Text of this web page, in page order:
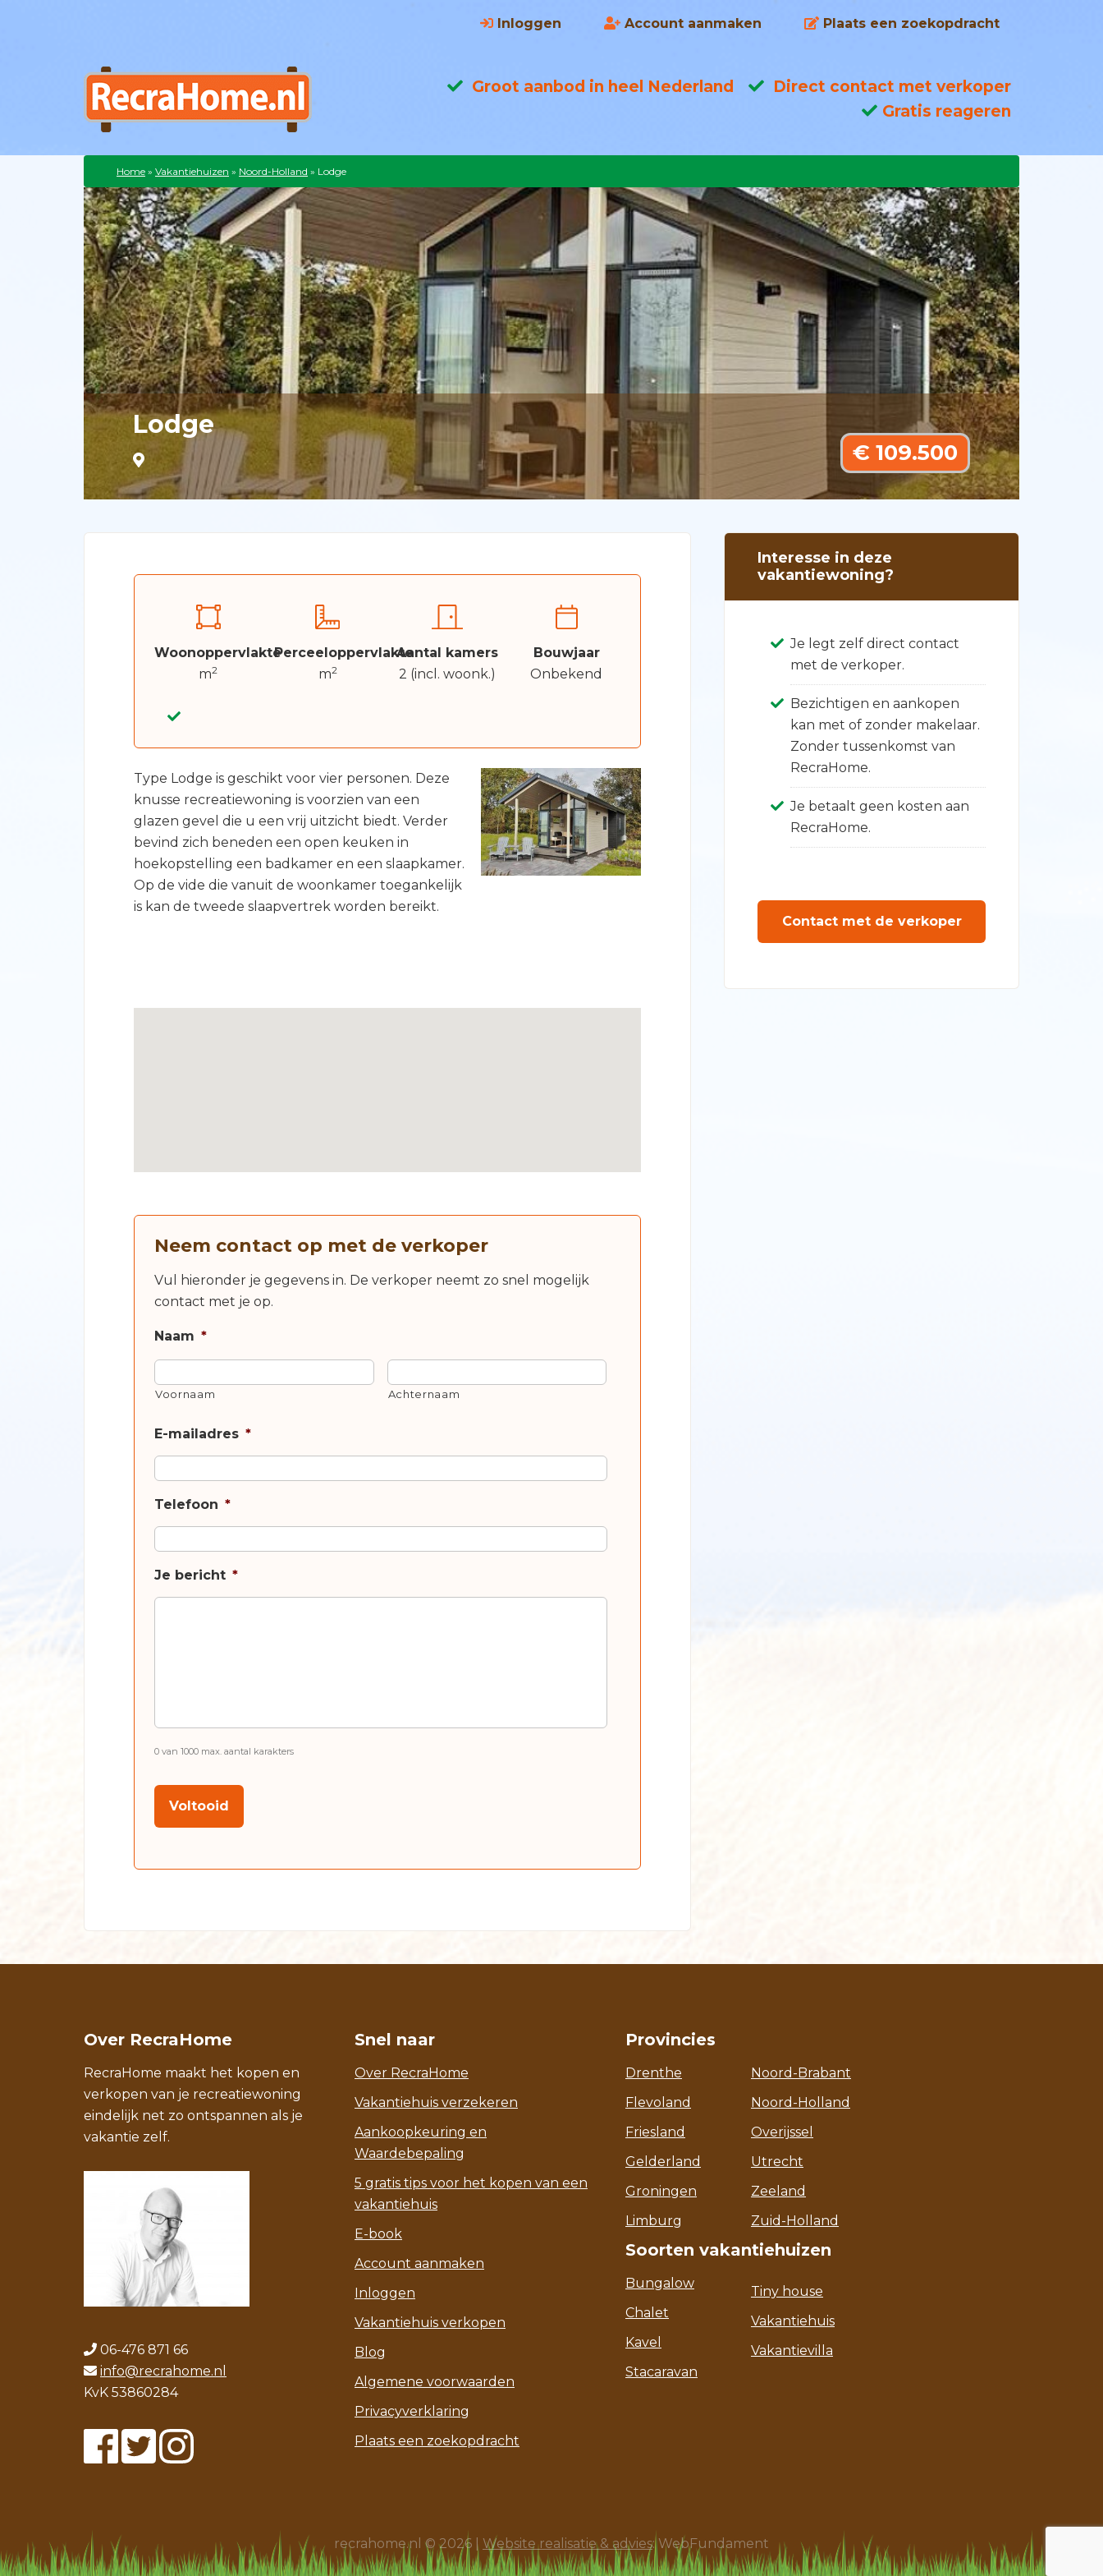
Inloggen Account aanmaken Plaats een zoekopdracht
Groot aanbod in heel Nederland
Direct contact met verkoper
Gratis reageren
Home » Vakantiehuizen » Noord-Holland » Lodge
Lodge
€ 109.500
Woonoppervlakte
m2
Perceeloppervlakte
m2
Aantal kamers
2 (incl. woonk.)
Bouwjaar
Onbekend
Type Lodge is geschikt voor vier personen. Deze
knusse recreatiewoning is voorzien van een
glazen gevel die u een vrij uitzicht biedt. Verder
bevind zich beneden een open keuken in
hoekopstelling een badkamer en een slaapkamer.
Op de vide die vanuit de woonkamer toegankelijk
is kan de tweede slaapvertrek worden bereikt.
Neem contact op met de verkoper
Vul hieronder je gegevens in. De verkoper neemt zo snel mogelijk
contact met je op.
Naam *
Voornaam Achternaam
E-mailadres *
Telefoon *
Je bericht *
0 van 1000 max. aantal karakters
Interesse in deze
vakantiewoning?
Je legt zelf direct contact
met de verkoper.
Bezichtigen en aankopen
kan met of zonder makelaar.
Zonder tussenkomst van
RecraHome.
Je betaalt geen kosten aan
RecraHome.
Contact met de verkoper
Over RecraHome
RecraHome maakt het kopen en
verkopen van je recreatiewoning
eindelijk net zo ontspannen als je
vakantie zelf.
06-476 871 66
info@recrahome.nl
KvK 53860284
Snel naar
Over RecraHome
Vakantiehuis verzekeren
Aankoopkeuring en
Waardebepaling
5 gratis tips voor het kopen van een
vakantiehuis
E-book
Account aanmaken
Inloggen
Vakantiehuis verkopen
Blog
Algemene voorwaarden
Privacyverklaring
Plaats een zoekopdracht
Provincies
Drenthe
Flevoland
Friesland
Gelderland
Groningen
Limburg
Noord-Brabant
Noord-Holland
Overijssel
Utrecht
Zeeland
Zuid-Holland
Soorten vakantiehuizen
Bungalow
Chalet
Kavel
Stacaravan
Tiny house
Vakantiehuis
Vakantievilla
recrahome.nl © 2026 | Website realisatie & advies: WebFundament